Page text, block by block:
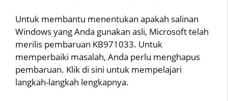
Untuk membantu menentukan apakah salinan
Windows yang Anda gunakan asli, Microsoft telah
merilis pembaruan KB971033. Untuk
memperbaiki masalah, Anda perlu menghapus
pembaruan. Klik di sini untuk mempelajari
langkah-langkah lengkapnya.